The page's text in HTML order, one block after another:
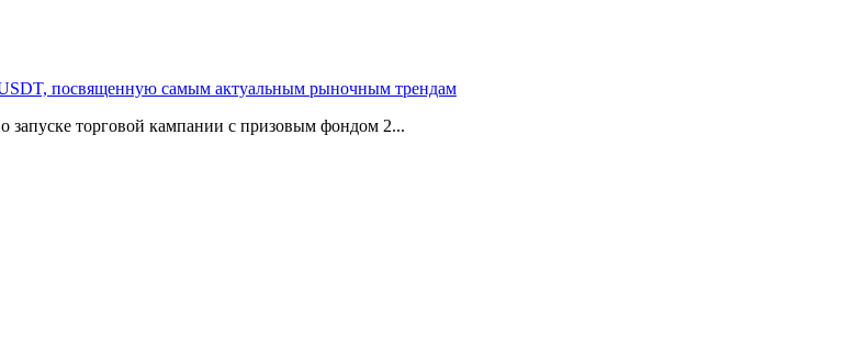
посвященную самым актуальным рыночным трендам
торговой кампании с призовым фондом 2...